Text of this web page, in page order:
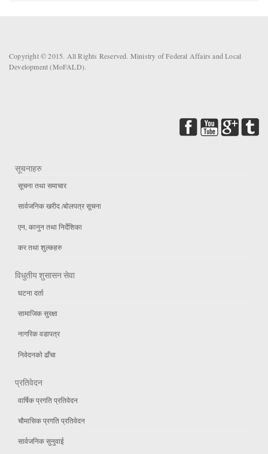
Copyright © 2015. All Rights Reserved. Ministry of Federal Affairs and Local
Development (MoFALD).
सूचनाहरु
सूचना तथा समाचार
सार्वजनिक खरीद /बोलपत्र सूचना
एन, कानुन तथा निर्देशिका
कर तथा शुल्कहरु
विधुतीय शुसासन सेवा
घटना दर्ता
सामाजिक सुरक्षा
नागरिक वडापत्र
निवेदनको ढाँचा
प्रतिवेदन
वार्षिक प्रगति प्रतिवेदन
चौमासिक प्रगति प्रतिवेदन
सार्वजनिक सुनुवाई